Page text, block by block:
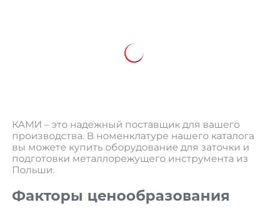
КАМИ – это надежный поставщик для вашего
производства. В номенклатуре нашего каталога
вы можете купить оборудование для заточки и
подготовки металлорежущего инструмента из
Польши.
Факторы ценообразования